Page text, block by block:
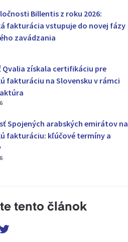
Billentis z roku 2026:
fakturácia vstupuje do novej fázy
zavádzania
získala certifikáciu pre
fakturáciu na Slovensku v rámci
Spojených arabských emirátov na
fakturáciu: kľúčové termíny a
tento článok